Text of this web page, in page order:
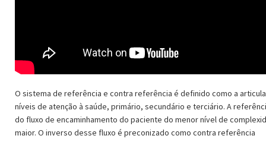
O sistema de referência e contra referência é definido como a
níveis de atenção à saúde, primário, secundário e terciário. A
do fluxo de encaminhamento do paciente do menor nível de
maior. O inverso desse fluxo é preconizado como contra referência